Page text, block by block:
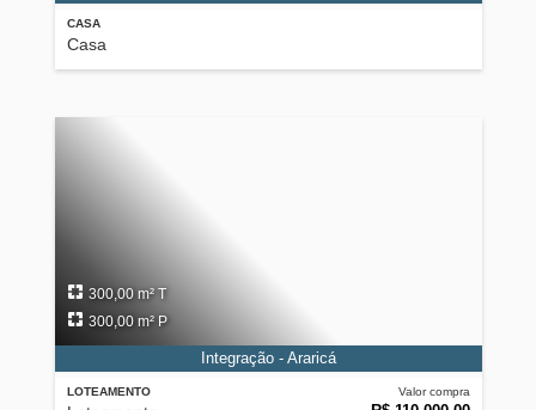
CASA
Casa
LOTEAMENTO Valor compra
300,00 m² T
300,00 m² P
Integração - Araricá